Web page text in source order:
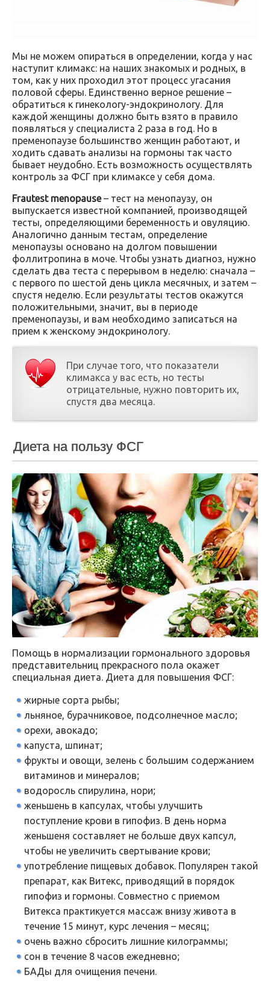
Мы не можем опираться в определении, когда у нас
наступит климакс: на наших знакомых и родных, в
том, как у них проходил этот процесс угасания
половой сферы. Единственно верное решение –
обратиться к гинекологу-эндокринологу. Для
каждой женщины должно быть взято в правило
появляться у специалиста 2 раза в год. Но в
пременопаузе большинство женщин работают, и
ходить сдавать анализы на гормоны так часто
бывает неудобно. Есть возможность осуществлять
контроль за ФСГ при климаксе у себя дома.
Frautest menopause– тест на менопаузу, он
выпускается известной компанией, производящей
тесты, определяющими беременность и овуляцию.
Аналогично данным тестам, определение
менопаузы основано на долгом повышении
фоллитропина в моче. Чтобы узнать диагноз, нужно
сделать два теста с перерывом в неделю: сначала –
с первого по шестой день цикла месячных, и затем –
спустя неделю. Если результаты тестов окажутся
положительными, значит, вы в периоде
пременопаузы, и вам необходимо записаться на
прием к женскому эндокринологу.
При случае того, что показатели
климакса у вас есть, но тесты
отрицательные, нужно повторить их,
спустя два месяца.
Диета на пользу ФСГ
Помощь в нормализации гормонального здоровья
представительниц прекрасного пола окажет
специальная диета. Диета для повышения ФСГ:
жирные сорта рыбы;
льняное, бурачниковое, подсолнечное масло;
орехи, авокадо;
капуста, шпинат;
фрукты и овощи, зелень с большим содержанием
витаминов и минералов;
водоросль спирулина, нори;
женьшень в капсулах, чтобы улучшить
поступление крови в гипофиз. В день норма
женьшеня составляет не больше двух капсул,
чтобы не увеличить свертывание крови;
употребление пищевых добавок. Популярен такой
препарат, как Витекс, приводящий в порядок
гипофиз и гормоны. Совместно с приемом
Витекса практикуется массаж внизу живота в
течение 15 минут, курс лечения – месяц;
очень важно сбросить лишние килограммы;
сон в течение 8 часов ежедневно;
БАДы для очищения печени.